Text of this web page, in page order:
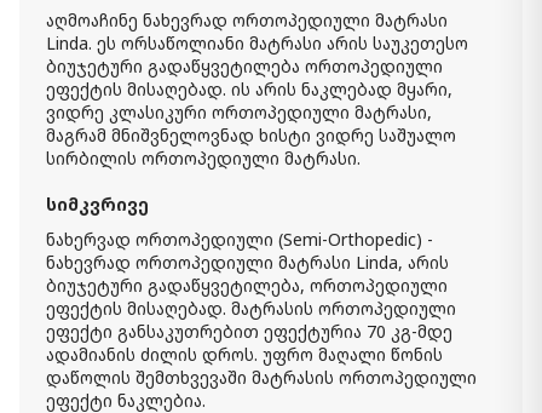
700.00 ₾
600.00 ₾
Item: HTD3010
Back Master მატრასი (154x204) -
ორთოპედიული Roll Pack Euro Top
Queen
Item: HTD3231
საწოლი სათავსოთი Cotton ZERO
Cream 140x190
2 280.00 ₾
1 830.00 ₾
Item: htd30122-H
აღმოაჩინე ნახევრად ორთოპედიული მატრასი
Linda. ეს ორსაწოლიანი მატრასი არის საუკეთესო
ბიუჯეტური გადაწყვეტილება ორთოპედიული
ეფექტის მისაღებად. ის არის ნაკლებად მყარი,
ვიდრე კლასიკური ორთოპედიული მატრასი,
მაგრამ მნიშვნელოვნად ხისტი ვიდრე საშუალო
სირბილის ორთოპედიული მატრასი.
სიმკვრივე
ნახერვად ორთოპედიული (Semi-Orthopedic) -
ნახევრად ორთოპედიული მატრასი Linda, არის
ბიუჯეტური გადაწყვეტილება, ორთოპედიული
ეფექტის მისაღებად. მატრასის ორთოპედიული
ეფექტი განსაკუთრებით ეფექტურია 70 კგ-მდე
ადამიანის ძილის დროს. უფრო მაღალი წონის
დაწოლის შემთხვევაში მატრასის ორთოპედიული
ეფექტი ნაკლებია.